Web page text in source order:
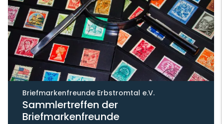
Briefmarkenfreunde Erbstromtal e.V.
Sammlertreffen der
Briefmarkenfreunde